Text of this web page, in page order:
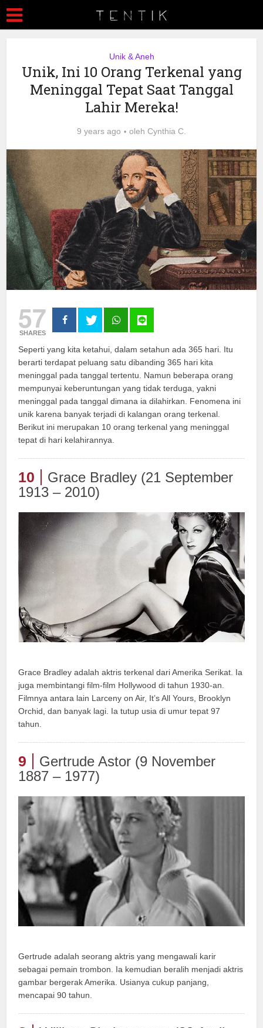
Unik & Aneh
Unik, Ini 10 Orang Terkenal yang
Meninggal Tepat Saat Tanggal
Lahir Mereka!
9 years ago oleh Cynthia C.
57
SHARES
Seperti yang kita ketahui, dalam setahun ada 365 hari. Itu
berarti terdapat peluang satu dibanding 365 hari kita
meninggal pada tanggal tertentu. Namun beberapa orang
mempunyai keberuntungan yang tidak terduga, yakni
meninggal pada tanggal dimana ia dilahirkan. Fenomena ini
unik karena banyak terjadi di kalangan orang terkenal.
Berikut ini merupakan 10 orang terkenal yang meninggal
tepat di hari kelahirannya.
10
Grace Bradley (21 September
1913 – 2010)
Grace Bradley adalah aktris terkenal dari Amerika Serikat. Ia
juga membintangi film-film Hollywood di tahun 1930-an.
Filmnya antara lain Larceny on Air, It’s All Yours, Brooklyn
Orchid, dan banyak lagi. Ia tutup usia di umur tepat 97
tahun.
9
Gertrude Astor (9 November
1887 – 1977)
Gertrude adalah seorang aktris yang mengawali karir
sebagai pemain trombon. Ia kemudian beralih menjadi aktris
gambar bergerak Amerika. Usianya cukup panjang,
mencapai 90 tahun.